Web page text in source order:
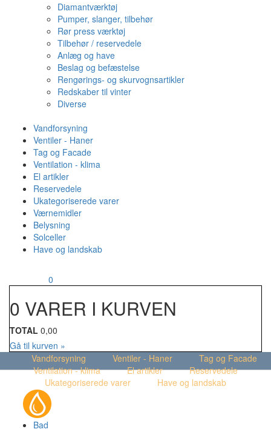
Diamantværktøj
Pumper, slanger, tilbehør
Rør press værktøj
Tilbehør / reservedele
Anlæg og have
Beslag og befæstelse
Rengørings- og skurvognsartikler
Redskaber til vinter
Diverse
Vandforsyning
Ventiler - Haner
Tag og Facade
Ventilation - klima
El artikler
Reservedele
Ukategoriserede varer
Værnemidler
Belysning
Solceller
Have og landskab
0
0 VARER I KURVEN
TOTAL 0,00
Gå til kurven »
Vandforsyning
Ventiler - Haner
Tag og Facade
Ventilation - klima
El artikler
Reservedele
Ukategoriserede varer
Have og landskab
Bad